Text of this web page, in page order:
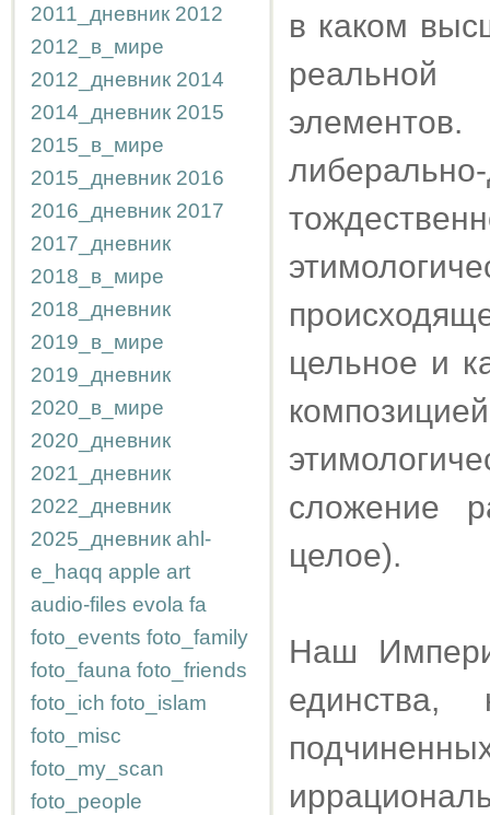
2011_дневник 2012
2012_в_мире
2012_дневник 2014
2014_дневник 2015
2015_в_мире
2015_дневник 2016
2016_дневник 2017
2017_дневник
2018_в_мире
2018_дневник
2019_в_мире
2019_дневник
2020_в_мире
2020_дневник
2021_дневник
2022_дневник
2025_дневник ahl-
e_haqq apple art
audio-files evola fa
foto_events foto_family
foto_fauna foto_friends
foto_ich foto_islam
foto_misc
foto_my_scan
foto_people
в каком
цельное и
сложение
целое).
Наш